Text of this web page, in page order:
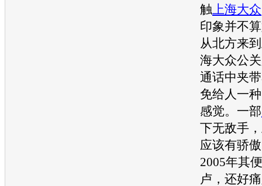
触 上海大众
印象并不
从北方来
海大众公
通话中夹
免给人一
感觉。一部
下无敌手，
应该有骄
2005年其
卢，还好